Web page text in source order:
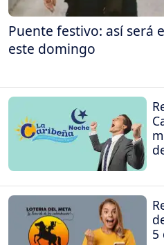
Puente festivo: así será
este domingo
5